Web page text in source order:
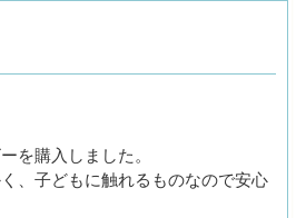
を購入しました。
、子どもに触れるものなので安心